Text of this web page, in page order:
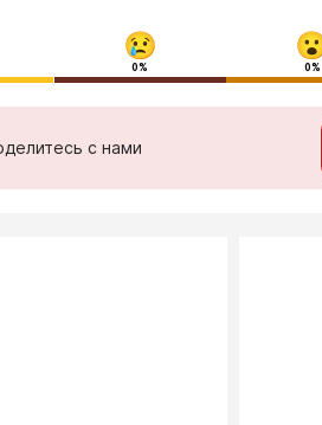
0% 0%
с нами